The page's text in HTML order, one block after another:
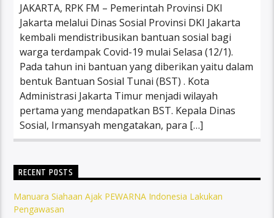
JAKARTA, RPK FM – Pemerintah Provinsi DKI
Jakarta melalui Dinas Sosial Provinsi DKI Jakarta
kembali mendistribusikan bantuan sosial bagi
warga terdampak Covid-19 mulai Selasa (12/1).
Pada tahun ini bantuan yang diberikan yaitu dalam
bentuk Bantuan Sosial Tunai (BST) . Kota
Administrasi Jakarta Timur menjadi wilayah
pertama yang mendapatkan BST. Kepala Dinas
Sosial, Irmansyah mengatakan, para […]
RECENT POSTS
Manuara Siahaan Ajak PEWARNA Indonesia Lakukan
Pengawasan